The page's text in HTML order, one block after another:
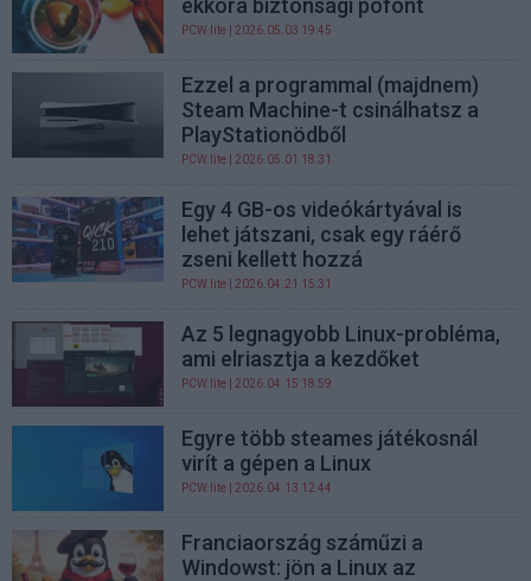
PCW.lite | 2026.05.03 19:45
Ezzel a programmal (majdnem)
Steam Machine-t csinálhatsz a
PlayStationödből
PCW.lite | 2026.05.01 18:31
Egy 4 GB-os videókártyával is
lehet játszani, csak egy ráérő
zseni kellett hozzá
PCW.lite | 2026.04.21 15:31
Az 5 legnagyobb Linux-probléma,
ami elriasztja a kezdőket
PCW.lite | 2026.04.15 18:59
Egyre több steames játékosnál
virít a gépen a Linux
PCW.lite | 2026.04.13 12:44
Franciaország száműzi a
Windowst: jön a Linux az